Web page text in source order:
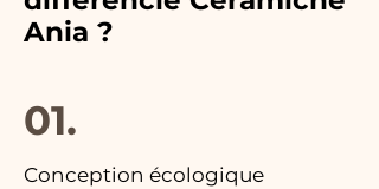
immédiatement !
articles, vous trouverez la
photo du colis final.
Ania ?
01.
Conception écologique